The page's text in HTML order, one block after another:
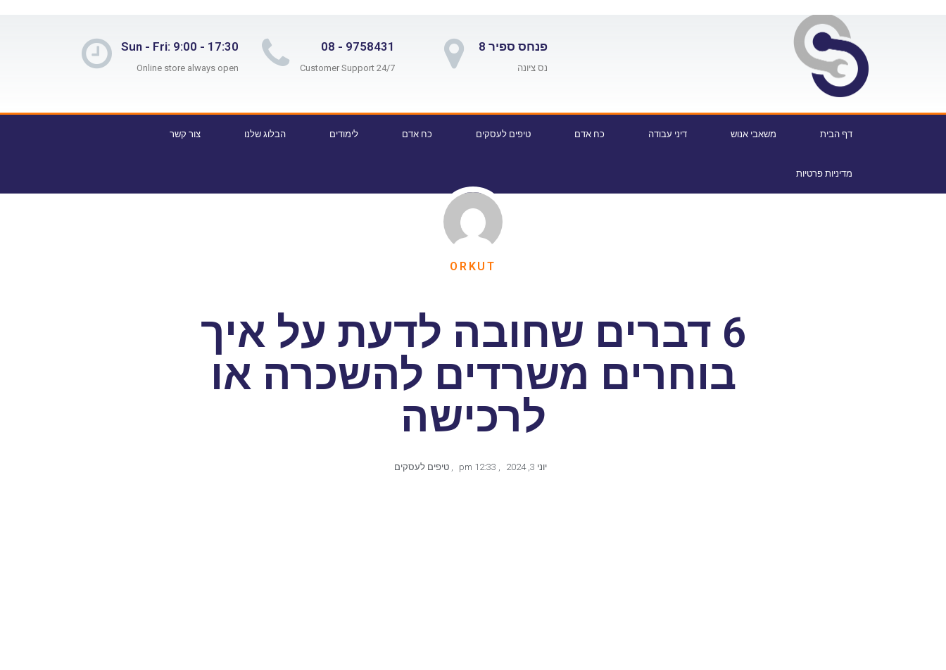
פנחס ספיר 8
נס ציונה
9758431 - 08
24/7 Customer Support
Sun - Fri: 9:00 - 17:30
Online store always open
דף הבית משאבי אנוש דיני עבודה כח אדם טיפים לעסקים כח אדם לימודים הבלוג שלנו צור קשר
מדיניות פרטיות
ORKUT
6 דברים שחובה לדעת על איך
בוחרים משרדים להשכרה או
לרכישה
יוני 3, 2024 ,
, טיפים לעסקים